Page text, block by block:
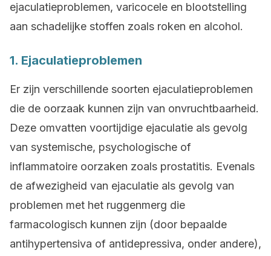
ejaculatieproblemen, varicocele en blootstelling
aan schadelijke stoffen zoals roken en alcohol.
1. Ejaculatieproblemen
Er zijn verschillende soorten ejaculatieproblemen
die de oorzaak kunnen zijn van onvruchtbaarheid.
Deze omvatten voortijdige ejaculatie als gevolg
van systemische, psychologische of
inflammatoire oorzaken zoals prostatitis. Evenals
de afwezigheid van ejaculatie als gevolg van
problemen met het ruggenmerg die
farmacologisch kunnen zijn (door bepaalde
antihypertensiva of antidepressiva, onder andere),